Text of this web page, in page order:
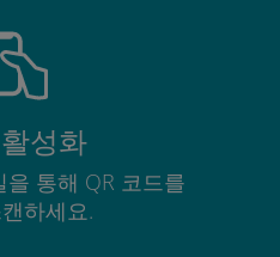
성화
통해 QR 코드를
하세요.